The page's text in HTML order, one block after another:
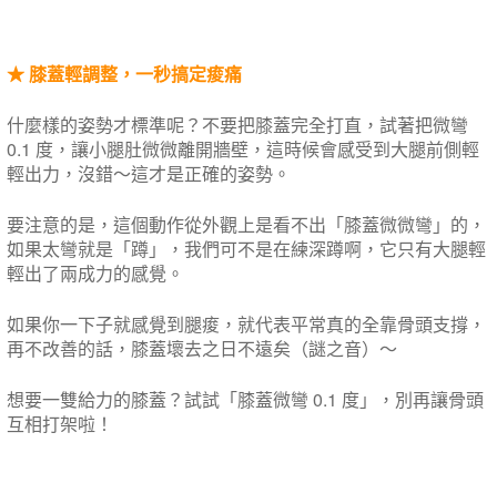
★膝蓋輕調整，一秒搞定痠痛
什麼樣的姿勢才標準呢？不要把膝蓋完全打直，試著把微彎
0.1 度，讓小腿肚微微離開牆壁，這時候會感受到大腿前側輕
輕出力，沒錯～這才是正確的姿勢。
要注意的是，這個動作從外觀上是看不出「膝蓋微微彎」的，
如果太彎就是「蹲」，我們可不是在練深蹲啊，它只有大腿輕
輕出了兩成力的感覺。
如果你一下子就感覺到腿痠，就代表平常真的全靠骨頭支撐，
再不改善的話，膝蓋壞去之日不遠矣（謎之音）～
想要一雙給力的膝蓋？試試「膝蓋微彎 0.1 度」，別再讓骨頭
互相打架啦！